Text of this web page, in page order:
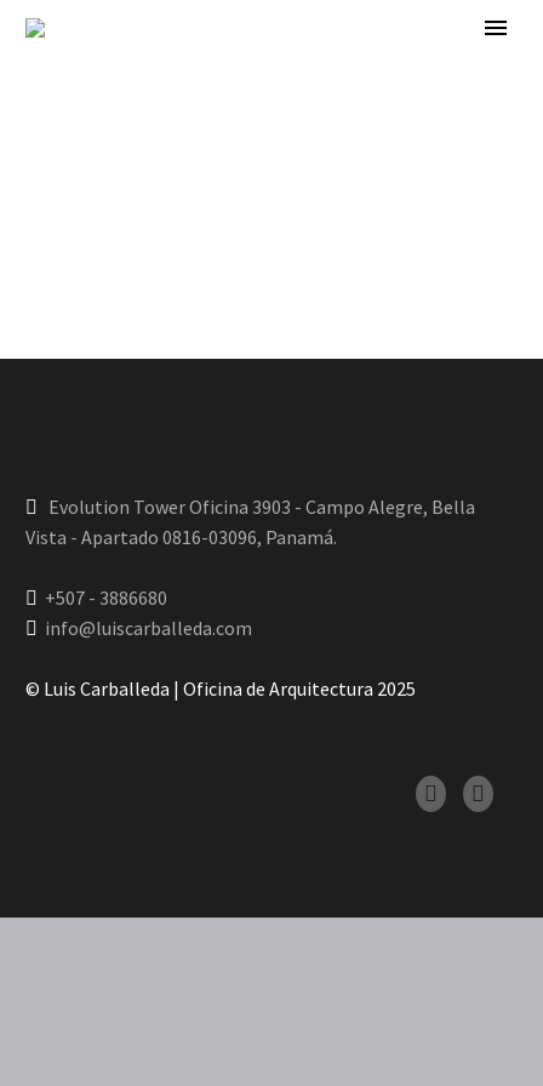
Evolution Tower Oficina 3903 - Campo Alegre, Bella
Vista - Apartado 0816-03096, Panamá.
+507 - 3886680
info@luiscarballeda.com
© Luis Carballeda | Oficina de Arquitectura 2025